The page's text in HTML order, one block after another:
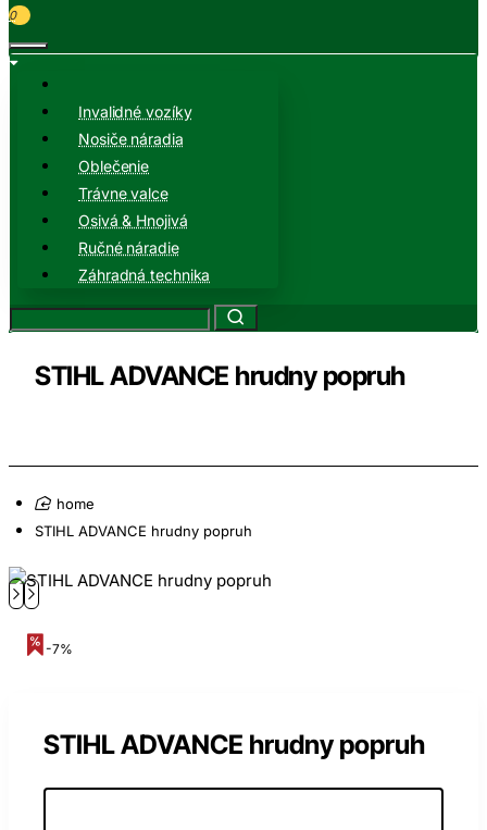
0
Invalidné vozíky
Nosiče náradia
Oblečenie
Trávne valce
Osivá & Hnojivá
Ručné náradie
Záhradná technika
STIHL ADVANCE hrudny popruh
home
STIHL ADVANCE hrudny popruh
-7%
STIHL ADVANCE hrudny popruh